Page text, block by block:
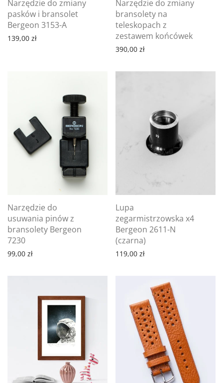
Narzędzie do zmiany
pasków i bransolet
Bergeon 3153-A
139,00 zł
Narzędzie do zmiany
bransolety na
teleskopach z
zestawem końcówek
390,00 zł
Narzędzie do
usuwania pinów z
bransolety Bergeon
7230
99,00 zł
Lupa
zegarmistrzowska x4
Bergeon 2611-N
(czarna)
119,00 zł